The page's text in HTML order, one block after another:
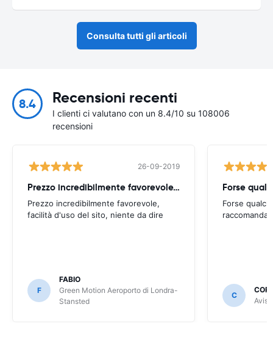
Consulta tutti gli articoli
8.4 Recensioni recenti
I clienti ci valutano con un 8.4/10 su 108006
recensioni
26-09-2019
Prezzo incredibilmente favorevole, facilità d'uso
Prezzo incredibilmente favorevole,
facilità d'uso del sito, niente da dire
F
FABIO
Green Motion Aeroporto di Londra-
Stansted
Forse
Forse
C
Avis